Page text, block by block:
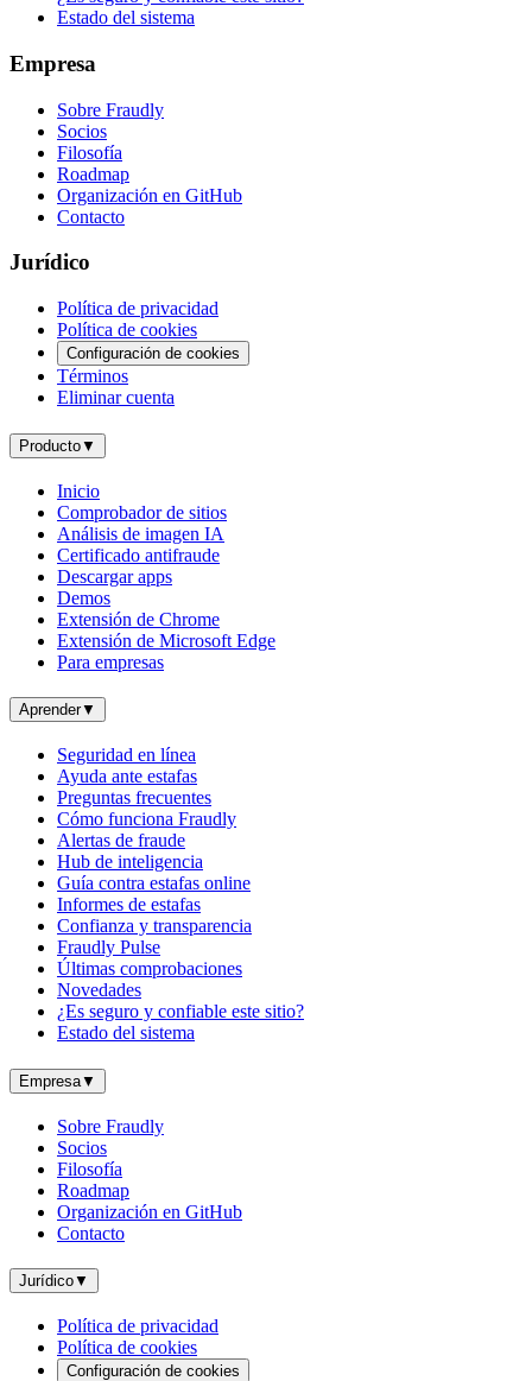
Estado del sistema
Empresa
Sobre Fraudly
Socios
Filosofía
Roadmap
Organización en GitHub
Contacto
Jurídico
Política de privacidad
Política de cookies
Configuración de cookies
Términos
Eliminar cuenta
Producto▼
Inicio
Comprobador de sitios
Análisis de imagen IA
Certificado antifraude
Descargar apps
Demos
Extensión de Chrome
Extensión de Microsoft Edge
Para empresas
Aprender▼
Seguridad en línea
Ayuda ante estafas
Preguntas frecuentes
Cómo funciona Fraudly
Alertas de fraude
Hub de inteligencia
Guía contra estafas online
Informes de estafas
Confianza y transparencia
Fraudly Pulse
Últimas comprobaciones
Novedades
¿Es seguro y confiable este sitio?
Estado del sistema
Empresa▼
Sobre Fraudly
Socios
Filosofía
Roadmap
Organización en GitHub
Contacto
Jurídico▼
Política de privacidad
Política de cookies
Configuración de cookies